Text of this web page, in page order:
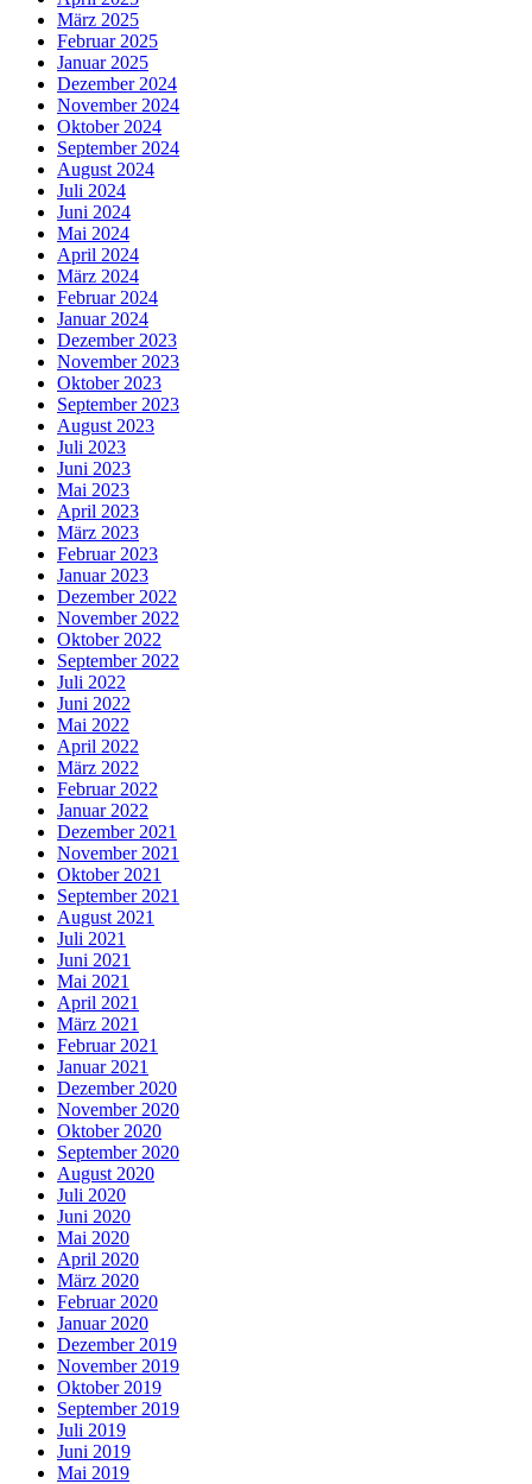
März 2025
Februar 2025
Januar 2025
Dezember 2024
November 2024
Oktober 2024
September 2024
August 2024
Juli 2024
Juni 2024
Mai 2024
April 2024
März 2024
Februar 2024
Januar 2024
Dezember 2023
November 2023
Oktober 2023
September 2023
August 2023
Juli 2023
Juni 2023
Mai 2023
April 2023
März 2023
Februar 2023
Januar 2023
Dezember 2022
November 2022
Oktober 2022
September 2022
Juli 2022
Juni 2022
Mai 2022
April 2022
März 2022
Februar 2022
Januar 2022
Dezember 2021
November 2021
Oktober 2021
September 2021
August 2021
Juli 2021
Juni 2021
Mai 2021
April 2021
März 2021
Februar 2021
Januar 2021
Dezember 2020
November 2020
Oktober 2020
September 2020
August 2020
Juli 2020
Juni 2020
Mai 2020
April 2020
März 2020
Februar 2020
Januar 2020
Dezember 2019
November 2019
Oktober 2019
September 2019
Juli 2019
Juni 2019
Mai 2019